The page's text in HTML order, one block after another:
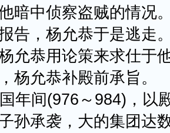
暗中侦察盗贼的情况
告，杨允恭于是逃走
允恭用论策来求仕于
杨允恭补殿前承旨。
间(976～984)，以
孙承袭，大的集团达